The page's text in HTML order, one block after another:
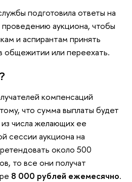
подготовила ответы на
аукциона, чтобы
и аспирантам принять
общежитии или переехать.
компенсаций
что сумма выплаты будет
числа желающих ее
сессии аукциона на
около 500
то все они получат
8 000 рублей ежемесячно.